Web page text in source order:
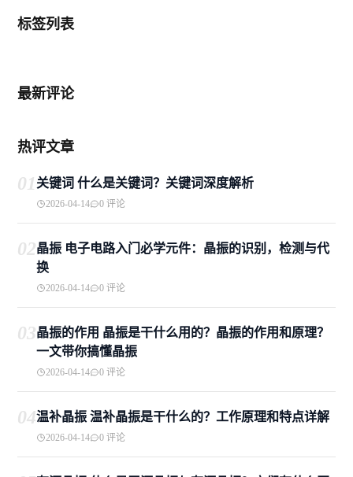
标签列表
最新评论
热评文章
01关键词 什么是关键词？关键词深度解析
2026-04-14 0 评论
02晶振 电子电路入门必学元件：晶振的识别，检测与代
换
2026-04-14 0 评论
03晶振的作用 晶振是干什么用的？晶振的作用和原理？
一文带你搞懂晶振
2026-04-14 0 评论
04温补晶振 温补晶振是干什么的？工作原理和特点详解
2026-04-14 0 评论